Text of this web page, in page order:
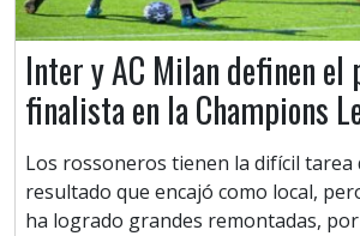
Inter y AC Milan definen
finalista en la Champions
Los rossoneros tienen la difícil tarea
resultado que encajó como local,
ha logrado grandes remontadas,